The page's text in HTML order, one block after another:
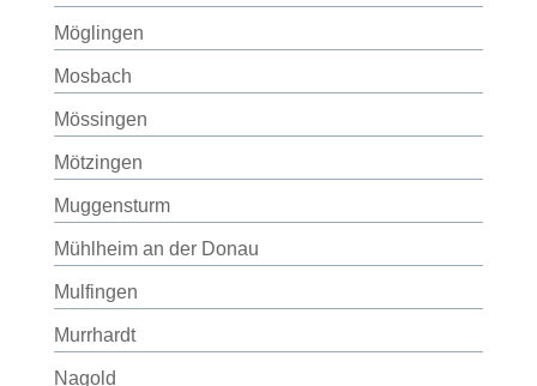
Möglingen
Mosbach
Mössingen
Mötzingen
Muggensturm
Mühlheim an der Donau
Mulfingen
Murrhardt
Nagold